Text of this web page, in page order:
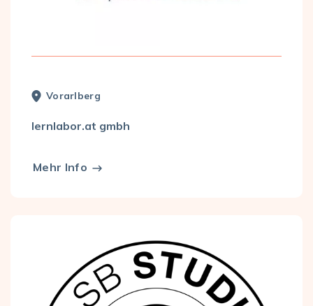
Vorarl­berg
lernlabor.at gmbh
Mehr Info